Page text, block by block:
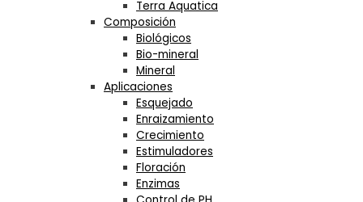
Terra Aquatica
Composición
Biológicos
Bio-mineral
Mineral
Aplicaciones
Esquejado
Enraizamiento
Crecimiento
Estimuladores
Floración
Enzimas